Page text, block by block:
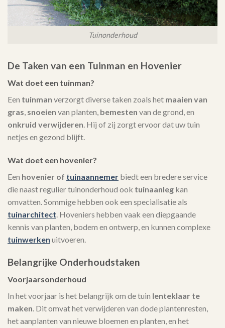
Tuinonderhoud
De Taken van een Tuinman en Hovenier
Wat doet een tuinman?
Een tuinman verzorgt diverse taken zoals het maaien van
gras, snoeien van planten, bemesten van de grond, en
onkruid verwijderen. Hij of zij zorgt ervoor dat uw tuin
netjes en gezond blijft.
Wat doet een hovenier?
Een hovenier of tuinaannemer biedt een bredere service
die naast regulier tuinonderhoud ook tuinaanleg kan
omvatten. Sommige hebben ook een specialisatie als
tuinarchitect. Hoveniers hebben vaak een diepgaande
kennis van planten, bodem en ontwerp, en kunnen complexe
tuinwerken uitvoeren.
Belangrijke Onderhoudstaken
Voorjaarsonderhoud
In het voorjaar is het belangrijk om de tuin lenteklaar te
maken. Dit omvat het verwijderen van dode plantenresten,
het aanplanten van nieuwe bloemen en planten, en het